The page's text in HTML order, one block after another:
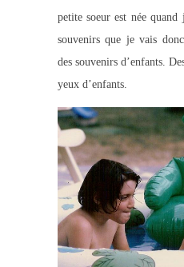
petite soeur est née quand
souvenirs que je vais
des souvenirs d’enfants.
yeux d’enfants.